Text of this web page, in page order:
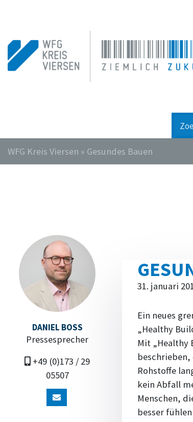
WFG Kreis Viersen » Gesundes Bauen
DANIEL BOSS
Pressesprecher
+49 (0)173 / 29
05507
31. januari
Ein neues
„Healthy
Mit „Healthy
Rohstoffe
kein Abfall
Menschen,
besser